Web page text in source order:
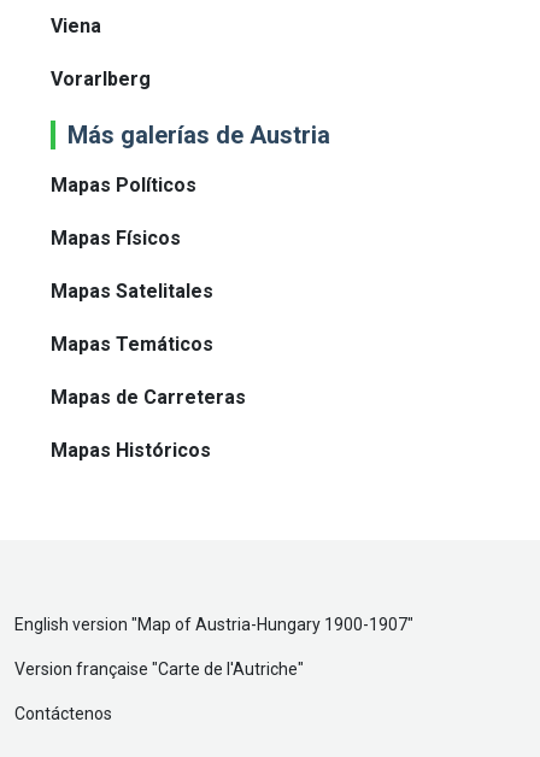
Viena
Vorarlberg
Más galerías de Austria
Mapas Políticos
Mapas Físicos
Mapas Satelitales
Mapas Temáticos
Mapas de Carreteras
Mapas Históricos
English version "Map of Austria-Hungary 1900-1907"
Version française "Carte de l'Autriche"
Contáctenos